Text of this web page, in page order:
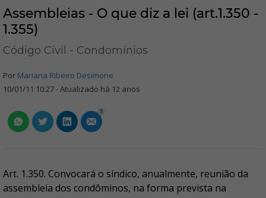
Assembleias - O que diz a lei (art.1.350 -
1.355)
Código Civil - Condomínios
Por Mariana Ribeiro Desimone
10/01/11 10:27 - Atualizado há 12 anos
5
Art. 1.350. Convocará o síndico, anualmente, reunião da
assembleia dos condôminos, na forma prevista na